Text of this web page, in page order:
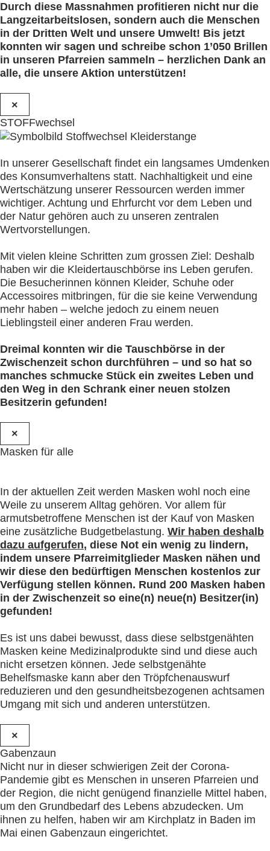
Durch diese Massnahmen profitieren nicht nur die
Langzeitarbeitslosen, sondern auch die Menschen
in der Dritten Welt und unsere Umwelt! Bis jetzt
konnten wir sagen und schreibe schon 1’050 Brillen
in unseren Pfarreien sammeln – herzlichen Dank an
alle, die unsere Aktion unterstützen!
×
STOFFwechsel
In unserer Gesellschaft findet ein langsames Umdenken
des Konsumverhaltens statt. Nachhaltigkeit und eine
Wertschätzung unserer Ressourcen werden immer
wichtiger. Achtung und Ehrfurcht vor dem Leben und
der Natur gehören auch zu unseren zentralen
Wertvorstellungen.
Mit vielen kleine Schritten zum grossen Ziel: Deshalb
haben wir die Kleidertauschbörse ins Leben gerufen.
Die Besucherinnen können Kleider, Schuhe oder
Accessoires mitbringen, für die sie keine Verwendung
mehr haben – welche jedoch zu einem neuen
Lieblingsteil einer anderen Frau werden.
Dreimal konnten wir die Tauschbörse in der
Zwischenzeit schon durchführen – und so hat so
manches schmucke Stück ein zweites Leben und
den Weg in den Schrank einer neuen stolzen
Besitzerin gefunden!
×
Masken für alle
In der aktuellen Zeit werden Masken wohl noch eine
Weile zu unserem Alltag gehören. Vor allem für
armutsbetroffene Menschen ist der Kauf von Masken
eine zusätzliche Budgetbelastung. Wir haben deshalb
dazu aufgerufen, diese Not ein wenig zu lindern,
indem unsere Pfarreimitglieder Masken nähen und
wir diese den bedürftigen Menschen kostenlos zur
Verfügung stellen können. Rund 200 Masken haben
in der Zwischenzeit so eine(n) neue(n) Besitzer(in)
gefunden!
Es ist uns dabei bewusst, dass diese selbstgenähten
Masken keine Medizinalprodukte sind und diese auch
nicht ersetzen können. Jede selbstgenähte
Behelfsmaske kann aber den Tröpfchenauswurf
reduzieren und den gesundheitsbezogenen achtsamen
Umgang mit sich und anderen unterstützen.
×
Gabenzaun
Nicht nur in dieser schwierigen Zeit der Corona-
Pandemie gibt es Menschen in unseren Pfarreien und
der Region, die nicht genügend finanzielle Mittel haben,
um den Grundbedarf des Lebens abzudecken. Um
ihnen zu helfen, haben wir am Kirchplatz in Baden im
Mai einen Gabenzaun eingerichtet.